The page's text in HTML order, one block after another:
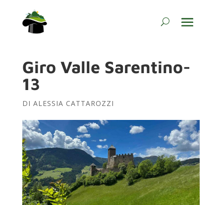
Giro Valle Sarentino-
13
DI ALESSIA CATTAROZZI